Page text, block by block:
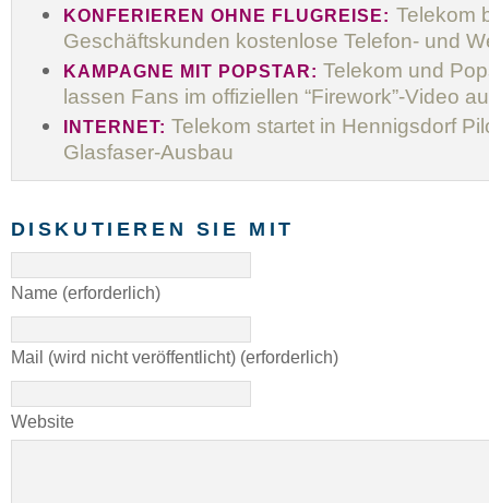
KONFERIEREN OHNE FLUGREISE: Telekom
Geschäftskunden kostenlose Telefon- und
KAMPAGNE MIT POPSTAR:Telekom und
lassen Fans im offiziellen “Firework”-Video
INTERNET: Telekom startet in Hennigsdorf
Glasfaser-Ausbau
DISKUTIEREN SIE MIT
Name (erforderlich)
Mail (wird nicht veröffentlicht) (erforderlich)
Website